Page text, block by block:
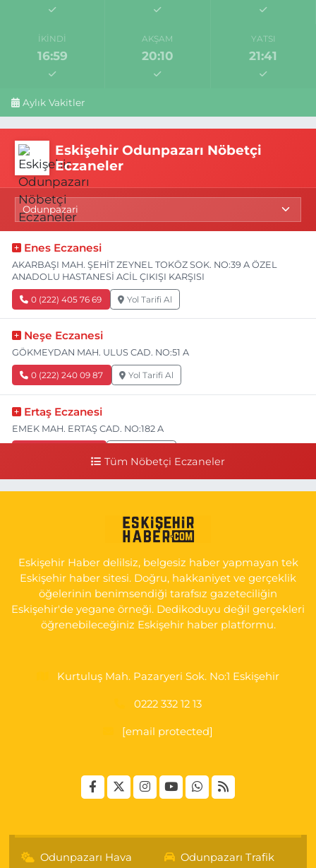
İKINDI
16:59
AKŞAM
20:10
YATSI
21:41
Aylık Vakitler
Eskişehir Odunpazarı Nöbetçi
Eczaneler
Enes Eczanesi
AKARBAŞI MAH. ŞEHİT ZEYNEL TOKÖZ SOK. NO:39 A ÖZEL
ANADOLU HASTANESİ ACİL ÇIKIŞI KARŞISI
0 (222) 405 76 69 Yol Tarifi Al
Neşe Eczanesi
GÖKMEYDAN MAH. ULUS CAD. NO:51 A
0 (222) 240 09 87 Yol Tarifi Al
Ertaş Eczanesi
EMEK MAH. ERTAŞ CAD. NO:182 A
YAN SOKAĞI POLİKLİNİK KAPISI TAM KARŞISI I
Yol Tarifi Al
Tüm Nöbetçi Eczaneler
Eskişehir Haber delilsiz, belgesiz haber yapmayan tek
Eskişehir haber sitesi. Doğru, hakkaniyet ve gerçeklik
öğelerinin benimsendiği tarafsız gazeteciliğin
Eskişehir'de yegane örneği. Dedikoduyu değil gerçekleri
öğrenebileceğiniz Eskişehir haber platformu.
Kurtuluş Mah. Pazaryeri Sok. No:1 Eskişehir
0222 332 12 13
[email protected]
Odunpazarı Hava
Odunpazarı Trafik